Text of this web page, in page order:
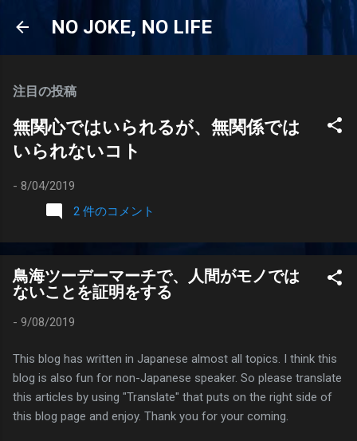
スキップしてメイン コンテンツに移動
NO JOKE, NO LIFE
注目の投稿
無関心ではいられるが、無関係では
いられないコト
- 8/04/2019
2 件のコメント
鳥海ツーデーマーチで、人間がモノでは
ないことを証明をする
- 9/08/2019
This blog has written in Japanese almost all topics. I think this
blog is also fun for non-Japanese speaker. So please translate
this articles by using "Translate" that puts on the right side of
this blog page and enjoy. Thank you for your coming.